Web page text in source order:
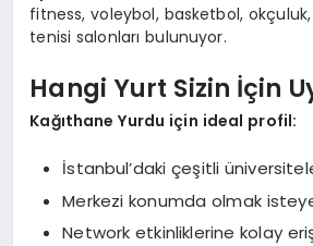
fitness, voleybol, basketbol,
tenisi salonları bulunuyor.
Hangi Yurt Sizin İçin
Kağıthane Yurdu için ideal profil:
İstanbul’daki çeşitli
Merkezi konumda olmak
Network etkinliklerine kolay